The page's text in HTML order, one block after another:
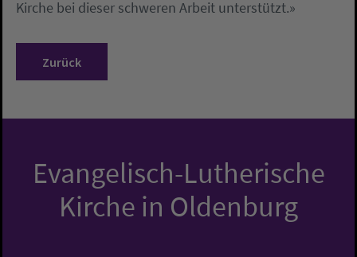
Kirche bei dieser schweren Arbeit unterstützt.»
Zurück
Evangelisch-Lutherische
Kirche in Oldenburg